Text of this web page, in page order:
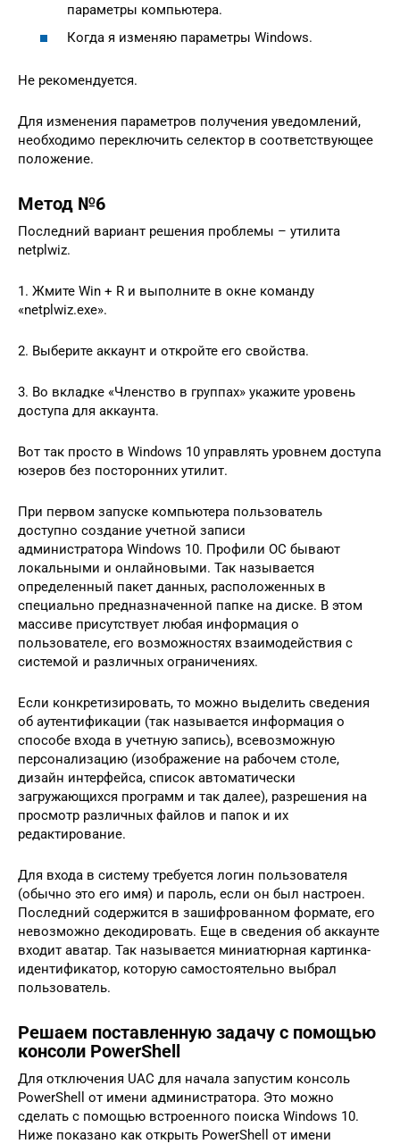
параметры компьютера.
Когда я изменяю параметры Windows.
Не рекомендуется.
Для изменения параметров получения уведомлений,
необходимо переключить селектор в соответствующее
положение.
Метод №6
Последний вариант решения проблемы – утилита
netplwiz.
1. Жмите Win + R и выполните в окне команду
«netplwiz.exe».
2. Выберите аккаунт и откройте его свойства.
3. Во вкладке «Членство в группах» укажите уровень
доступа для аккаунта.
Вот так просто в Windows 10 управлять уровнем доступа
юзеров без посторонних утилит.
При первом запуске компьютера пользователь
доступно создание учетной записи
администратора Windows 10. Профили ОС бывают
локальными и онлайновыми. Так называется
определенный пакет данных, расположенных в
специально предназначенной папке на диске. В этом
массиве присутствует любая информация о
пользователе, его возможностях взаимодействия с
системой и различных ограничениях.
Если конкретизировать, то можно выделить сведения
об аутентификации (так называется информация о
способе входа в учетную запись), всевозможную
персонализацию (изображение на рабочем столе,
дизайн интерфейса, список автоматически
загружающихся программ и так далее), разрешения на
просмотр различных файлов и папок и их
редактирование.
Для входа в систему требуется логин пользователя
(обычно это его имя) и пароль, если он был настроен.
Последний содержится в зашифрованном формате, его
невозможно декодировать. Еще в сведения об аккаунте
входит аватар. Так называется миниатюрная картинка-
идентификатор, которую самостоятельно выбрал
пользователь.
Решаем поставленную задачу с помощью
консоли PowerShell
Для отключения UAC для начала запустим консоль
PowerShell от имени администратора. Это можно
сделать с помощью встроенного поиска Windows 10.
Ниже показано как открыть PowerShell от имени